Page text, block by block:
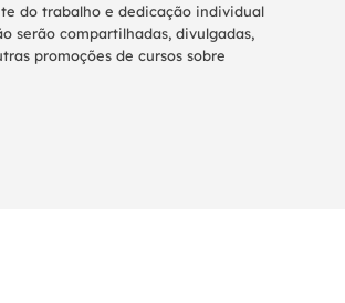
do trabalho e dedicação individual
serão compartilhadas, divulgadas,
promoções de cursos sobre